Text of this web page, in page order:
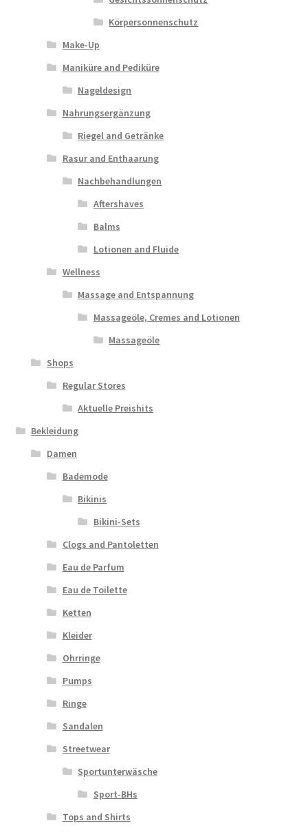
Körpersonnenschutz
Make-Up
Maniküre and Pediküre
Nageldesign
Nahrungsergänzung
Riegel and Getränke
Rasur and Enthaarung
Nachbehandlungen
Aftershaves
Balms
Lotionen and Fluide
Wellness
Massage and Entspannung
Massageöle, Cremes and Lotionen
Massageöle
Shops
Regular Stores
Aktuelle Preishits
Bekleidung
Damen
Bademode
Bikinis
Bikini-Sets
Clogs and Pantoletten
Eau de Parfum
Eau de Toilette
Ketten
Kleider
Ohrringe
Pumps
Ringe
Sandalen
Streetwear
Sportunterwäsche
Sport-BHs
Tops and Shirts